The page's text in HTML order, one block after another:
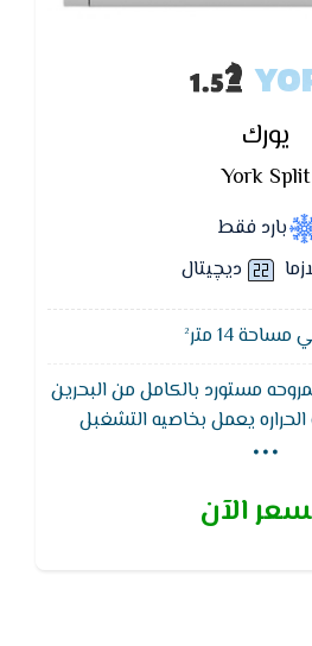
يورك
York Split
بارد فقط
ديچيتال
14 متر²
مستورد بالكامل من البحرين
يعمل بخاصيه التشغبل
لتوفير الاستهلاك الكهربائى
درجه الحراره المضبوطه ودرجه
...
الآن